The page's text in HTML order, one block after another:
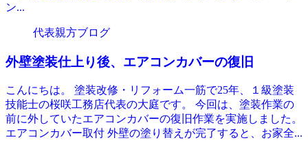
ン...
代表親方ブログ
外壁塗装仕上り後、エアコンカバーの復旧
こんにちは。 塗装改修・リフォーム一筋で25年、１級塗装
技能士の桜咲工務店代表の大庭です。 今回は、塗装作業の
前に外していたエアコンカバーの復旧作業を実施しました。
エアコンカバー取付 外壁の塗り替えが完了すると、お家全...